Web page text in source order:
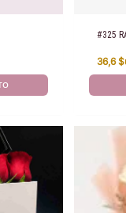
#325
36,6